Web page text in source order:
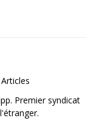
Premier syndicat